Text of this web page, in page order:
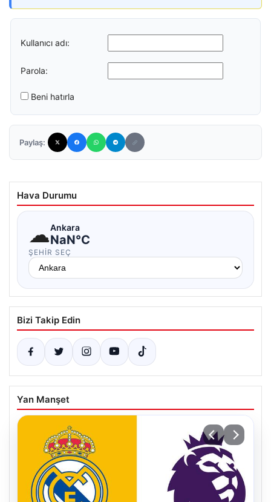
Kullanıcı adı:
Parola:
Beni hatırla
Paylaş:
Hava Durumu
☁Ankara
NaN°C
ŞEHIR SEÇ
Bizi Takip Edin
Yan Manşet